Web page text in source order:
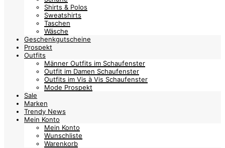
Shirts & Polos
Sweatshirts
Taschen
Wäsche
Geschenkgutscheine
Prospekt
Outfits
Männer Outfits im Schaufenster
Outfit im Damen Schaufenster
Outfits im Vis à Vis Schaufenster
Mode Prospekt
Sale
Marken
Trendy News
Mein Konto
Mein Konto
Wunschliste
Warenkorb